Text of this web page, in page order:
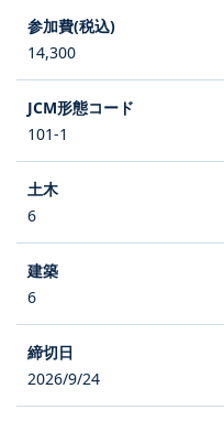
14,300
101-1
6
6
2026/9/24